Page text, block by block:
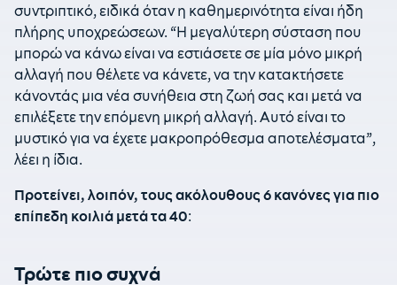
συντριπτικό, ειδικά όταν η καθημερινότητα είναι ήδη
πλήρης υποχρεώσεων. “Η μεγαλύτερη σύσταση που
μπορώ να κάνω είναι να εστιάσετε σε μία μόνο μικρή
αλλαγή που θέλετε να κάνετε, να την κατακτήσετε
κάνοντάς μια νέα συνήθεια στη ζωή σας και μετά να
επιλέξετε την επόμενη μικρή αλλαγή. Αυτό είναι το
μυστικό για να έχετε μακροπρόθεσμα αποτελέσματα”,
λέει η ίδια.
Προτείνει, λοιπόν, τους ακόλουθους 6 κανόνες για πιο
επίπεδη κοιλιά μετά τα 40:
Τρώτε πιο συχνά